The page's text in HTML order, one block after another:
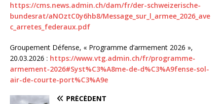
https://cms.news.admin.ch/dam/fr/der-schweizerische-
bundesrat/aNOztC0y6hb8/Message_sur_l_armee_2026_ave
c_arretes_federaux.pdf
Groupement Défense, « Programme d’armement 2026 »,
20.03.2026 : https://www.vtg.admin.ch/fr/programme-
armement-2026#Syst%C3%A8me-de-d%C3%A9fense-sol-
air-de-courte-port%C3%A9e
PRÉCÉDENT